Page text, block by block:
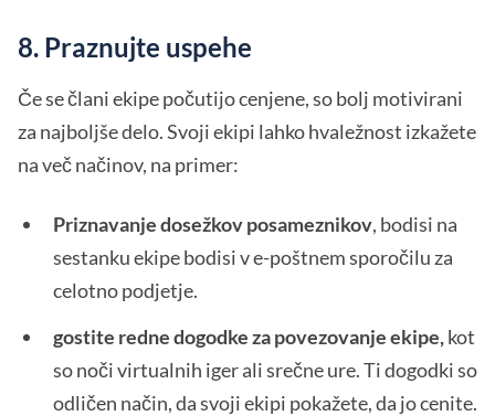
8. Praznujte uspehe
Če se člani ekipe počutijo cenjene, so bolj motivirani
za najboljše delo. Svoji ekipi lahko hvaležnost izkažete
na več načinov, na primer:
Priznavanje dosežkov posameznikov, bodisi na
sestanku ekipe bodisi v e-poštnem sporočilu za
celotno podjetje.
gostite redne dogodke za povezovanje ekipe,kot
so noči virtualnih iger ali srečne ure. Ti dogodki so
odličen način, da svoji ekipi pokažete, da jo cenite.